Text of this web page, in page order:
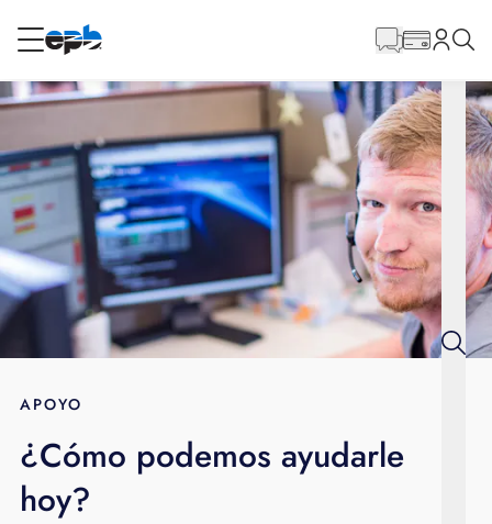
RESIDENCIAL
Internet
Energía
Televisión
BLOG
APOYO
principal
APOYO
¿Cómo podemos ayudarle
hoy?